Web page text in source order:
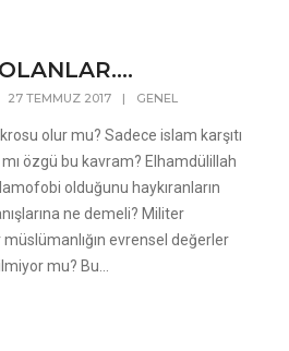
27 TEMMUZ 2017 | GENEL
olur mu? Sadece islam karşıtı
özgü bu kavram? Elhamdülillah
olduğunu haykıranların
ne demeli? Militer
müslümanlığın evrensel değerler
mu? Bu...